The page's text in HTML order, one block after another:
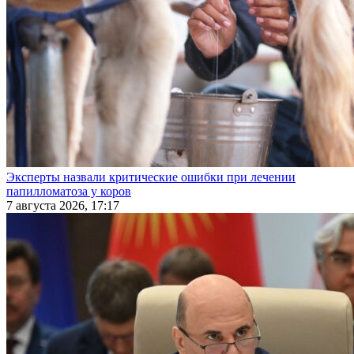
Эксперты назвали критические ошибки при лечении
папилломатоза у коров
7 августа 2026, 17:17